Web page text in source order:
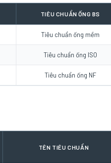
TIÊU CHUẨN ỐNG BS
Tiêu chuẩn ống mềm
Tiêu chuẩn ống ISO
Tiêu chuẩn ống NF
TÊN TIÊU CHUẨN